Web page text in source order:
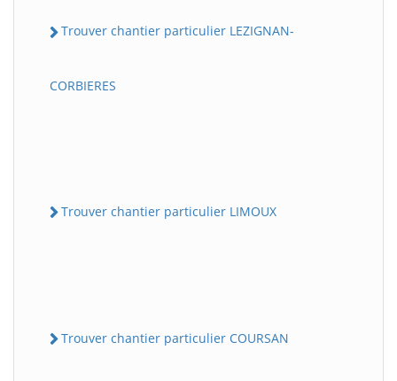
Trouver chantier particulier LEZIGNAN-
CORBIERES
Trouver chantier particulier LIMOUX
Trouver chantier particulier COURSAN